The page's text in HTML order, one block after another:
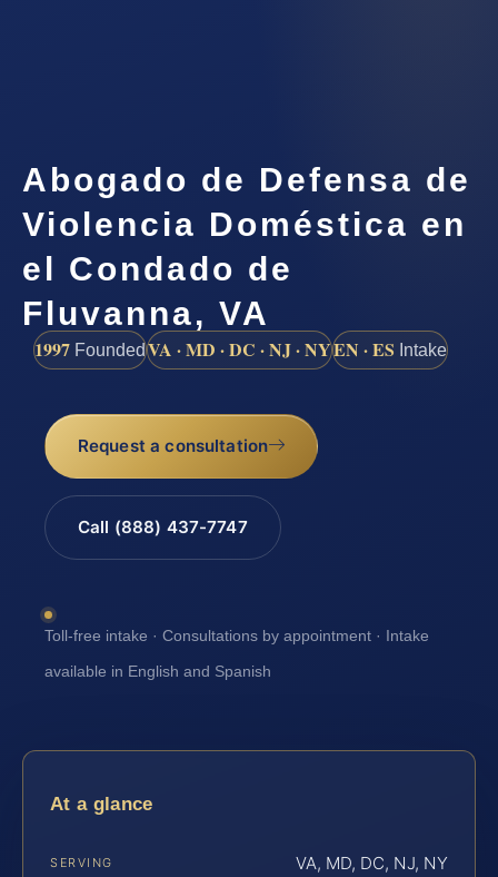
Abogado de Defensa de
Violencia Doméstica en
el Condado de
Fluvanna, VA
1997 FoundedVA · MD · DC · NJ · NYEN · ES Intake
Request a consultation
Call (888) 437-7747
Toll-free intake · Consultations by appointment · Intake
available in English and Spanish
At a glance
SERVING VA, MD, DC, NJ, NY